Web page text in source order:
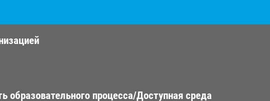
образовательного процесса/Доступная среда